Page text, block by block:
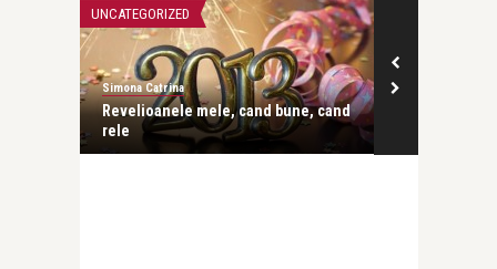
cand bune, cand
UNCATEGORIZED
Simona Catrina
Promit ca in 2012…